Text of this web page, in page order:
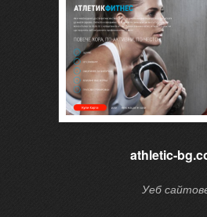
athletic-
Уеб